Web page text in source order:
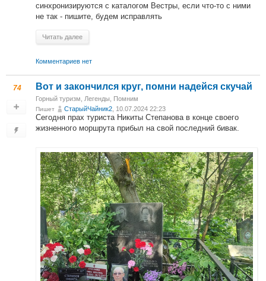
синхронизируются с каталогом Вестры, если что-то с ними
не так - пишите, будем исправлять
Читать далее
Комментариев нет
74 Вот и закончился круг, помни надейся скучай
Горный туризм Легенды Помним
Пишет СтарыйЧайник2 , 10.07.2024 22:23
Сегодня прах туриста Никиты Степанова в конце своего
жизненного моршрута прибыл на свой последний бивак.